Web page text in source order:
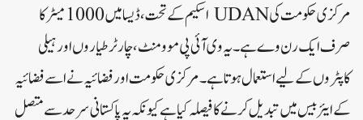
مرکزی حکومت کی UDAN اسکیم کے تحت، ڈیسا میں 1000 میٹر کا
صرف ایک رن وے ہے۔یہ وی آئی پی موومنٹ، چارٹر طیاروں اور ہیلی
کاپٹروں کے لیے استعمال ہوتا ہے۔مرکزی حکومت اور فضائیہ نے اسے فضائیہ
کے ایئربیس میں تبدیل کرنے کا فیصلہ کیا ہے کیونکہ یہ پاکستانی سرحد سے متصل